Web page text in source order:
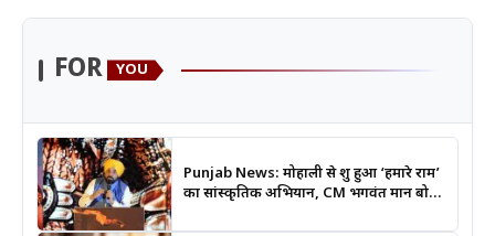
FOR YOU
Punjab News: मोहाली से शुरू हुआ ‘हमारे राम’
का सांस्कृतिक अभियान, CM भगवंत मान बोले-